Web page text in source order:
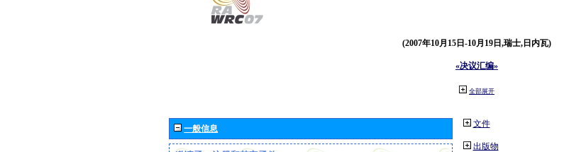
(2007年10月15日-10月19日,瑞士,日内瓦)
«决议汇编»
全部展开
一般信息 文件
出版物